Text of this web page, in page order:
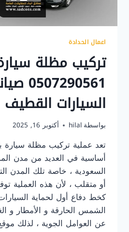
اعمال الحدادة
تركيب مظلة
السيارات القطيف
بواسطة hilal أكتوبر 16, 2025
تعد عملية تركيب مظلة سيارة
أساسية في العديد من مدن
السعودية ، خاصة تلك المدن
أو متقلب ، لأن هذه العملية
كخط دفاع أول لحماية
الشمس الحارقة و الأمطار و
عن العوامل الجوية ، لذلك